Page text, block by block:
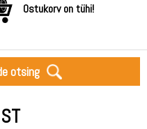
Ostukorv on tühi!
otsing